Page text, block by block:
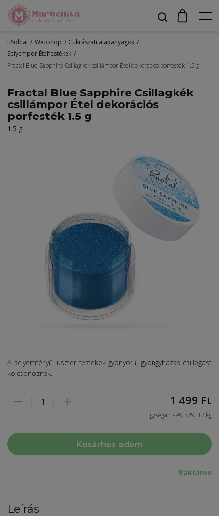
Bevonók
Díszítők
Profil
Főoldal Webshop
Cukrászati alapanyagok
Selyempor Ételfestékek
Fractal Blue Sapphire Csillagkék csillámpor Étel dekorációs porfesték 1.5 g
Fractal Blue Sapphire Csillagkék
csillámpor Étel dekorációs
porfesték 1.5 g
1.5 g
A selyemfényű lüszter festékek gyönyörű, gyöngyházas csillogást
kölcsönöznek.
1 499 Ft
Egységár: 999 329 Ft / kg
Kosárhoz adom
Raktáron
Leírás